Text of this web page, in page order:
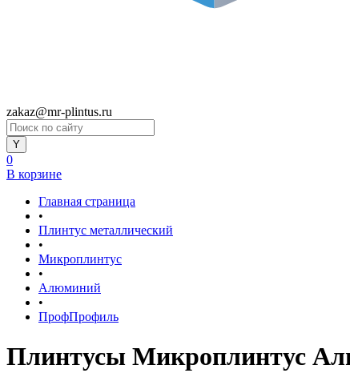
zakaz@mr-plintus.ru
0
В корзине
Главная страница
•
Плинтус металлический
•
Микроплинтус
•
Алюминий
•
ПрофПрофиль
Плинтусы Микроплинтус